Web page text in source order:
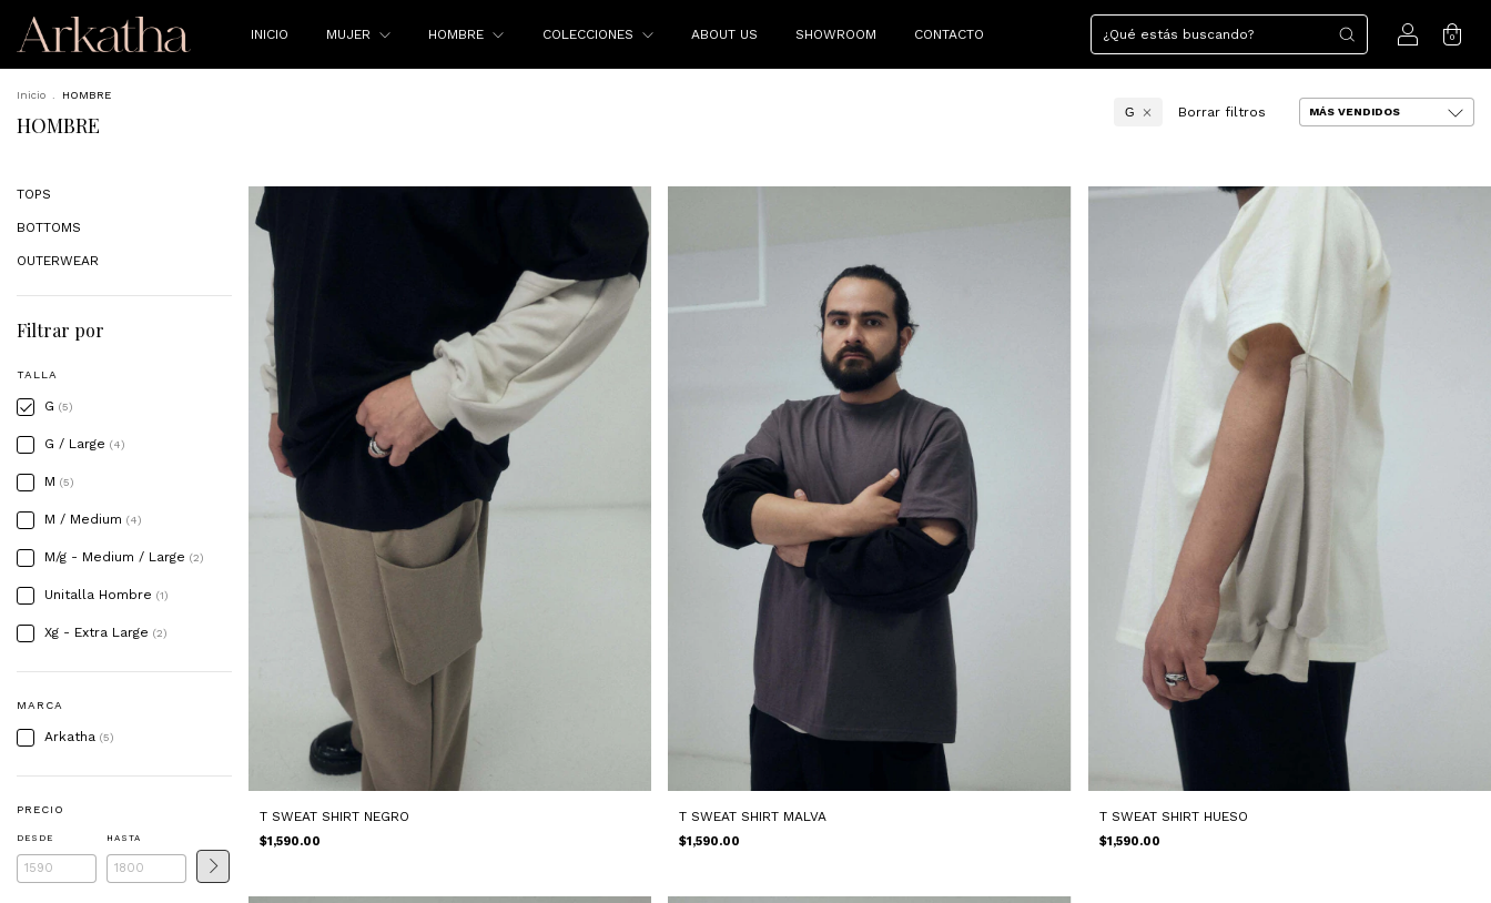
INICIO MUJER HOMBRE COLECCIONES ABOUT US SHOWROOM CONTACTO 0
Inicio HOMBRE
HOMBRE G Borrar filtros
TOPS
BOTTOMS
OUTERWEAR
Filtrar por
TALLA
G (5)
G / Large (4)
M (5)
M / Medium (4)
M/g - Medium / Large (2)
Unitalla Hombre (1)
Xg - Extra Large (2)
MARCA
Arkatha (5)
PRECIO
DESDE HASTA
T SWEAT SHIRT NEGRO
$1,590.00
T SWEAT SHIRT MALVA
$1,590.00
T SWEAT SHIRT HUESO
$1,590.00